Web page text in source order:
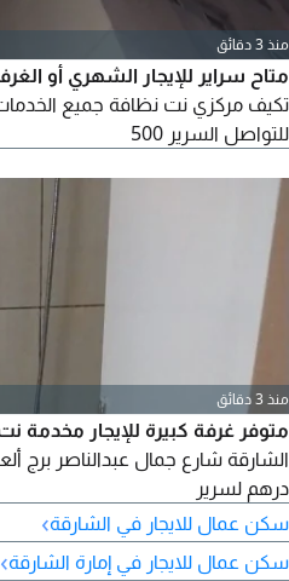
منذ 3 دقائق
متاح سراير للإيجار الشهري أو
تكيف مركزي نت نظافة جميع
للتواصل السرير 500
منذ 3 دقائق
متوفر غرفة كبيرة للإيجار
درهم لسرير
سكن عمال للايجار في الشارقة›
سكن عمال للايجار في إمارة الشارقة›